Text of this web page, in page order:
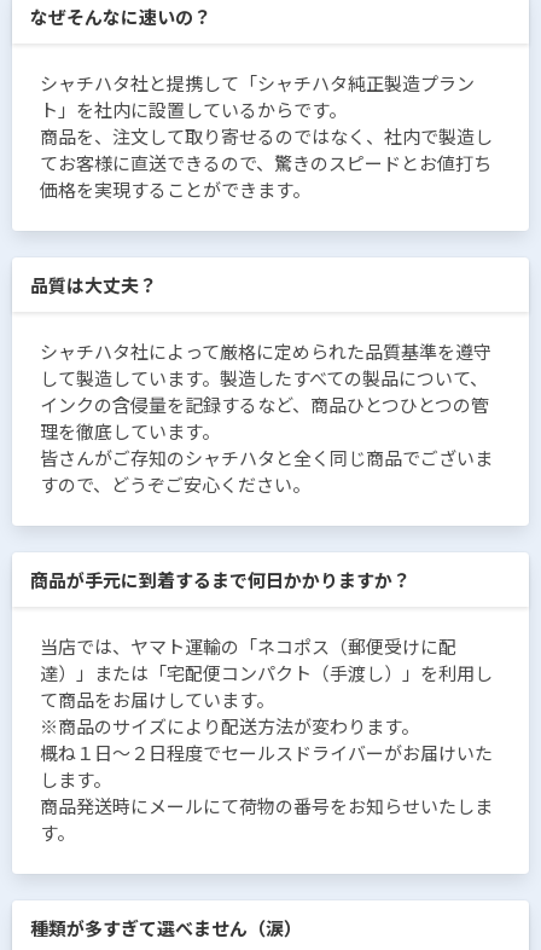
なぜそんなに速いの？
シャチハタ社と提携して「シャチハタ純正製造プラン
ト」を社内に設置しているからです。
商品を、注文して取り寄せるのではなく、社内で製造し
てお客様に直送できるので、驚きのスピードとお値打ち
価格を実現することができます。
品質は大丈夫？
シャチハタ社によって厳格に定められた品質基準を遵守
して製造しています。製造したすべての製品について、
インクの含侵量を記録するなど、商品ひとつひとつの管
理を徹底しています。
皆さんがご存知のシャチハタと全く同じ商品でございま
すので、どうぞご安心ください。
商品が手元に到着するまで何日かかりますか？
当店では、ヤマト運輸の「ネコポス（郵便受けに配
達）」または「宅配便コンパクト（手渡し）」を利用し
て商品をお届けしています。
※商品のサイズにより配送方法が変わります。
概ね１日〜２日程度でセールスドライバーがお届けいた
します。
商品発送時にメールにて荷物の番号をお知らせいたしま
す。
種類が多すぎて選べません（涙）